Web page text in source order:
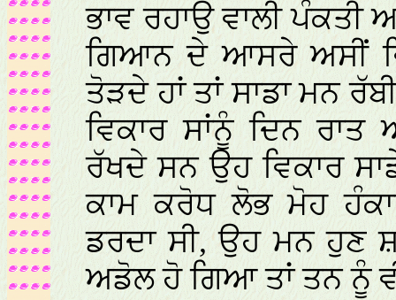
ਭਾਵ ਰਹਾਉ ਵਾਲੀ ਪੰਕਤੀ
ਗਿਆਨ ਦੇ ਆਸਰੇ ਅਸੀਂ
ਤੋੜਦੇ ਹਾਂ ਤਾਂ ਸਾਡਾ ਮਨ
ਵਿਕਾਰ ਸਾਂਨੂੰ ਦਿਨ
ਰੱਖਦੇ ਸਨ ਉਹ ਵਿਕਾਰ
ਕਾਮ ਕਰੋਧ ਲੋਭ ਮੋਹ
ਡਰਦਾ ਸੀ, ਉਹ ਮਨ
ਅਡੋਲ ਹੋ ਗਿਆ ਤਾਂ ਤਨ ਨੂੰ